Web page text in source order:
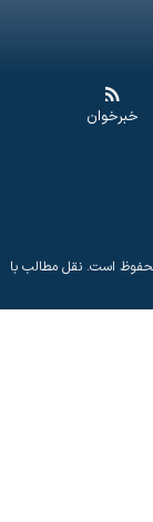
خبرخوان
است. نقل مطالب با